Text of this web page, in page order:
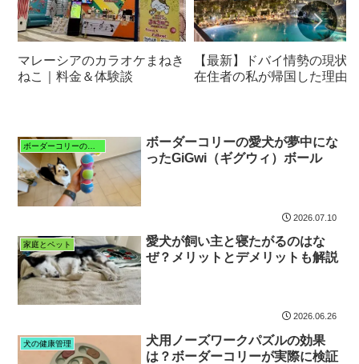
マレーシアのカラオケまねき
ねこ｜料金＆体験談
【最新】ドバイ情勢の現状
在住者の私が帰国した理由
ボーダーコリーの特徴と暮らし
ボーダーコリーの愛犬が夢中にな
ったGiGwi（ギグウィ）ボール
2026.07.10
家庭とペット
愛犬が飼い主と寝たがるのはな
ぜ？メリットとデメリットも解説
2026.06.26
犬の健康管理
犬用ノーズワークパズルの効果
は？ボーダーコリーが実際に検証